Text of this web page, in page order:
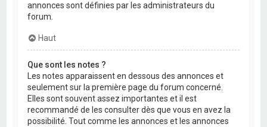
annonces sont définies par les administrateurs du
forum.
Haut
Que sont les notes ?
Les notes apparaissent en dessous des annonces et
seulement sur la première page du forum concerné.
Elles sont souvent assez importantes et il est
recommandé de les consulter dès que vous en avez la
possibilité. Tout comme les annonces et les annonces